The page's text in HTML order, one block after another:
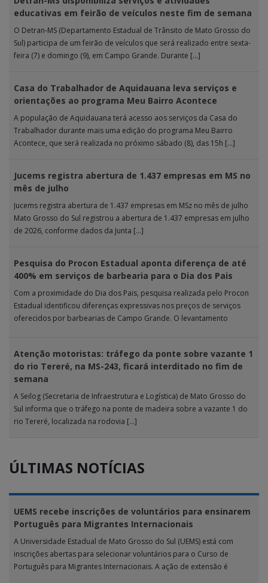
educativas em feirão de veículos neste fim de semana
O Detran-MS (Departamento Estadual de Trânsito de Mato Grosso do
Sul) participa de um feirão de veículos que será realizado entre sexta-
feira (7) e domingo (9), em Campo Grande. Durante […]
Casa do Trabalhador de Aquidauana leva serviços e
orientações ao programa Meu Bairro Acontece
A população de Aquidauana terá acesso aos serviços da Casa do
Trabalhador durante mais uma edição do programa Meu Bairro
Acontece, que será realizada no próximo sábado (8), das 15h […]
Jucems registra abertura de 1.437 empresas em MS no
mês de julho
Jucems registra abertura de 1.437 empresas em MSz no mês de julho
Mato Grosso do Sul registrou a abertura de 1.437 empresas em julho
de 2026, conforme dados da Junta […]
Pesquisa do Procon Estadual aponta diferença de até
400% em serviços de barbearia para o Dia dos Pais
Com a proximidade do Dia dos Pais, pesquisa realizada pelo Procon
Estadual identificou diferenças expressivas nos preços de serviços
oferecidos por barbearias de Campo Grande. O levantamento
Atenção motoristas: tráfego da ponte sobre vazante 1
do rio Tereré, na MS-243, ficará interditado no fim de
semana
A Seilog (Secretaria de Infraestrutura e Logística) de Mato Grosso do
Sul informa que o tráfego na ponte de madeira sobre a vazante 1 do
rio Tereré, localizada na rodovia […]
ÚLTIMAS NOTÍCIAS
UEMS recebe inscrições de voluntários para ensinarem
Português para Migrantes Internacionais
A Universidade Estadual de Mato Grosso do Sul (UEMS) está com
inscrições abertas para selecionar voluntários para o Curso de
Português para Migrantes Internacionais. A ação de extensão é